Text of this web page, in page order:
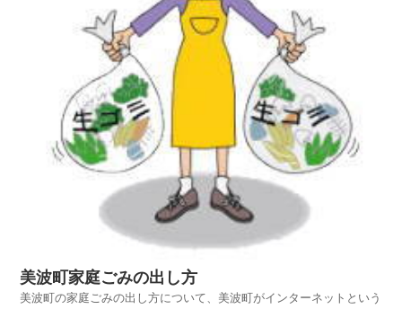
美波町家庭ごみの出し方
美波町の家庭ごみの出し方について、美波町がインターネットという